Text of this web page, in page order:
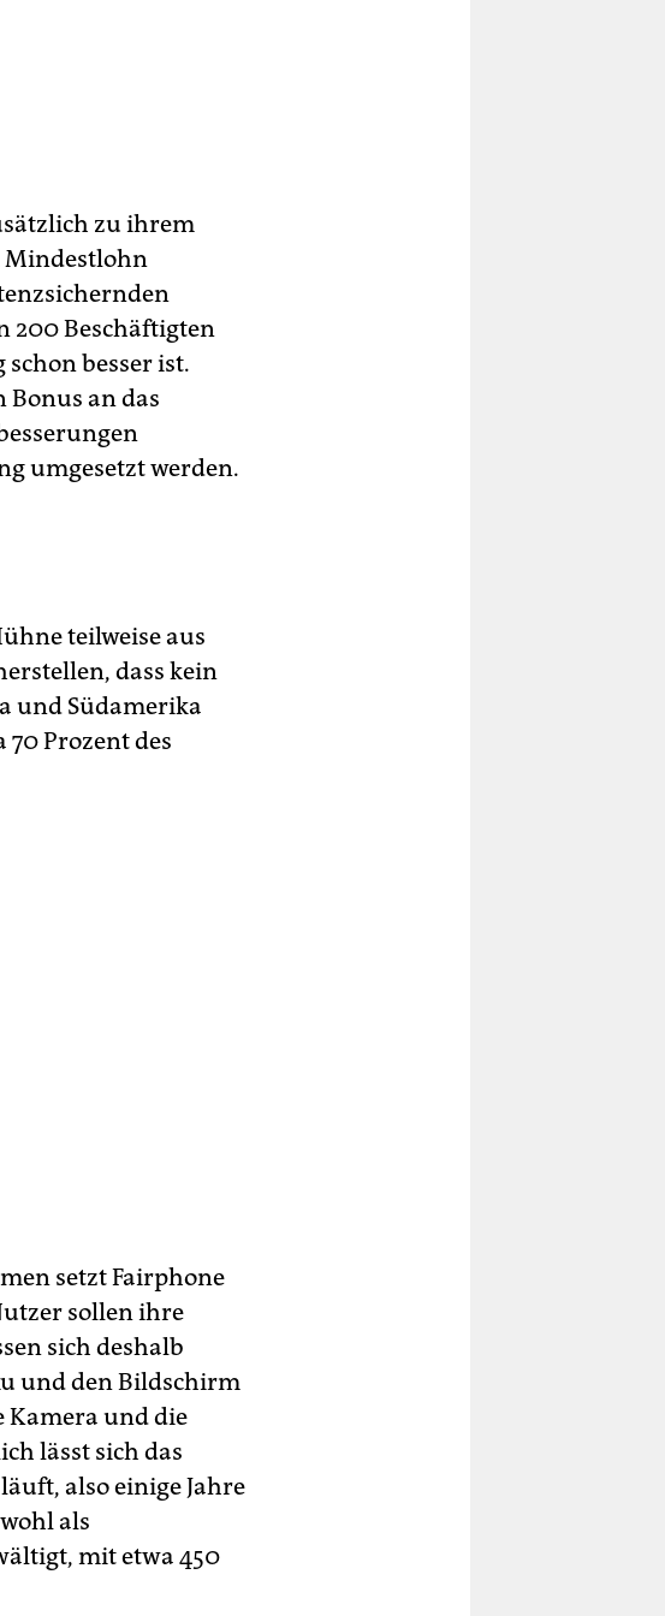
zu ihrem
Mindestlohn
200 Beschäftigten
besser ist.
an das
umgesetzt werden.
teilweise aus
dass kein
und Südamerika
Prozent des
setzt Fairphone
sollen ihre
sich deshalb
und den Bildschirm
Kamera und die
lässt sich das
also einige Jahre
als
mit etwa 450